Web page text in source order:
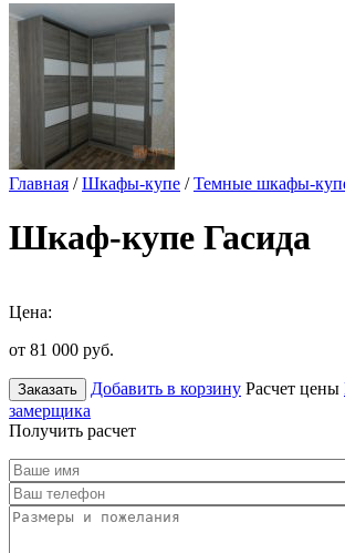
Главная /Шкафы-купе /Темные шкафы-
Шкаф-купе Гасида
Цена:
от 81 000 руб.
Заказать Добавить в корзину Расчет цены
замерщика
Получить расчет